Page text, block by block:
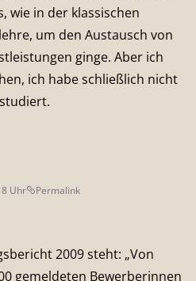
wie in der klassischen
um den Austausch von
ginge. Aber ich
ich habe schließlich nicht
Uhr Permalink
2009 steht: „Von
gemeldeten Bewerberinnen